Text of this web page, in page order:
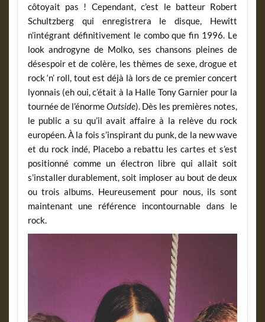
côtoyait pas ! Cependant, c’est le batteur Robert
Schultzberg qui enregistrera le disque, Hewitt
n’intégrant définitivement le combo que fin 1996. Le
look androgyne de Molko, ses chansons pleines de
désespoir et de colère, les thèmes de sexe, drogue et
rock ‘n’ roll, tout est déjà là lors de ce premier concert
lyonnais (eh oui, c’était à la Halle Tony Garnier pour la
tournée de l’énormeOutside). Dès les premières notes,
le public a su qu’il avait affaire à la relève du rock
européen. À la fois s’inspirant du punk, de la new wave
et du rock indé, Placebo a rebattu les cartes et s’est
positionné comme un électron libre qui allait soit
s’installer durablement, soit imploser au bout de deux
ou trois albums. Heureusement pour nous, ils sont
maintenant une référence incontournable dans le
rock.